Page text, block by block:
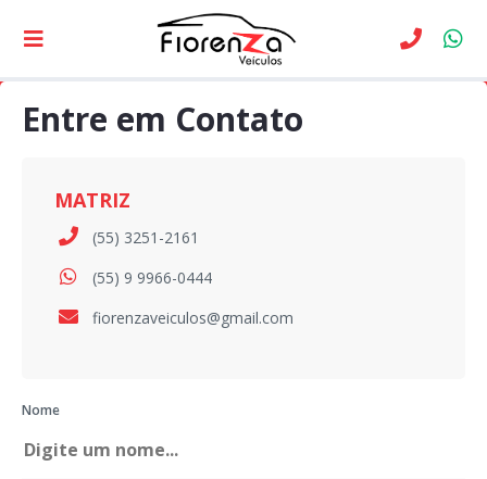
Entre em Contato
MATRIZ
(55) 3251-2161
(55) 9 9966-0444
fiorenzaveiculos@gmail.com
Nome